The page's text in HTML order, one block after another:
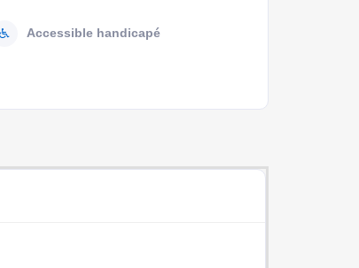
Accessible handicapé